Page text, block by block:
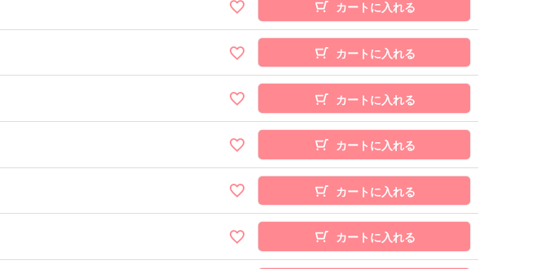
カートに入れる
カートに入れる
カートに入れる
カートに入れる
カートに入れる
カートに入れる